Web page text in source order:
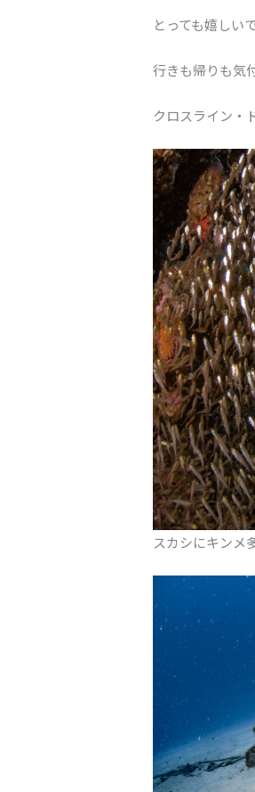
とっても嬉しい
行きも帰りも気
クロスライン・
スカシにキンメ